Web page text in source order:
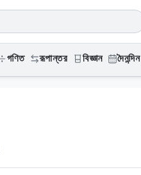
গণিত রূপান্তর বিজ্ঞান দৈনন্দিন